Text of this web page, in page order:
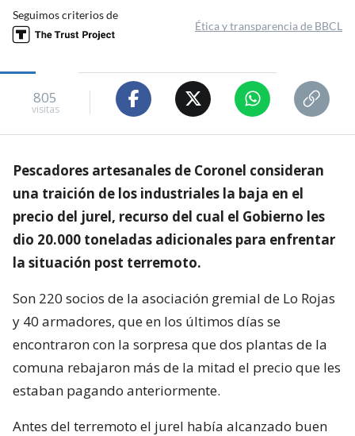
Seguimos criterios de
Ética y transparencia de BBCL
805
visitas
Pescadores artesanales de Coronel consideran
una traición de los industriales la baja en el
precio del jurel, recurso del cual el Gobierno les
dio 20.000 toneladas adicionales para enfrentar
la situación post terremoto.
Son 220 socios de la asociación gremial de Lo Rojas
y 40 armadores, que en los últimos días se
encontraron con la sorpresa que dos plantas de la
comuna rebajaron más de la mitad el precio que les
estaban pagando anteriormente.
Antes del terremoto el jurel había alcanzado buen